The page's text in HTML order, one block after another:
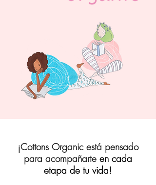
¡Cottons Organic está pensado
para acompañarte en cada
etapa de tu vida!